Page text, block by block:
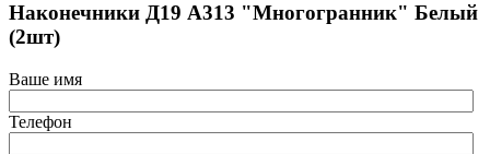
Наконечники Д19 А313 "Многогранник" Белый
(2шт)
Ваше имя
Телефон